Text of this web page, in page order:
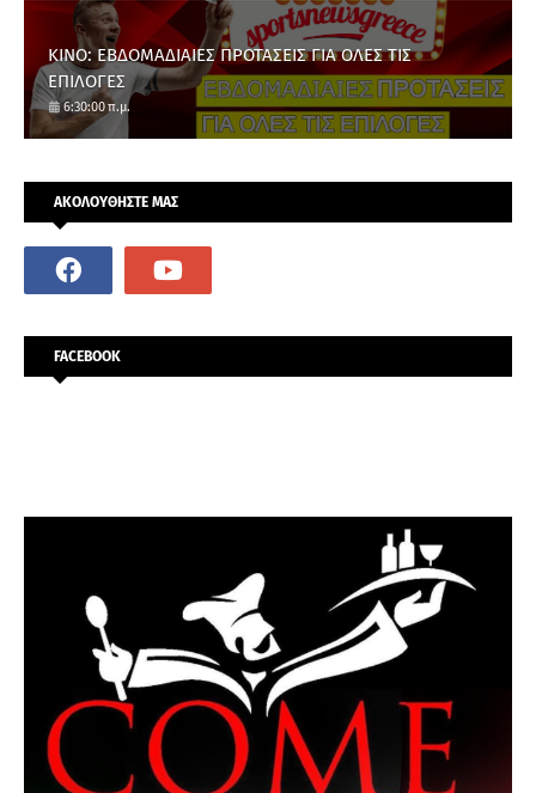
ΚΙΝΟ: ΕΒΔΟΜΑΔΙΑΙΕΣ ΠΡΟΤΑΣΕΙΣ ΓΙΑ ΟΛΕΣ ΤΙΣ
ΕΠΙΛΟΓΕΣ
6:30:00 π.μ.
ΑΚΟΛΟΥΘΗΣΤΕ ΜΑΣ
FACEBOOK